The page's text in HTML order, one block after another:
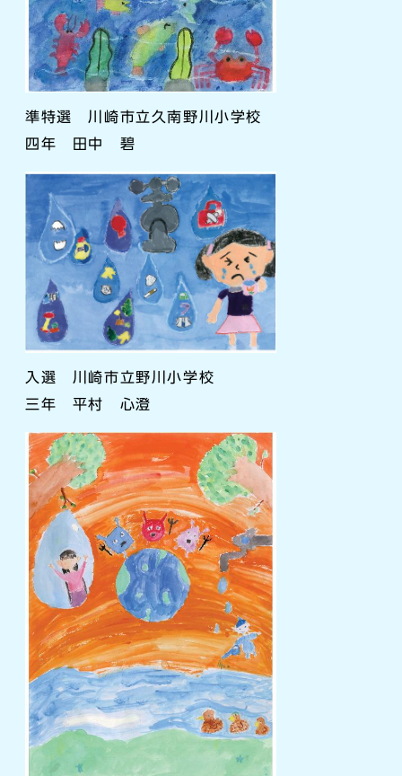
準特選 川崎市立久南野川小学校
四年 田中 碧
入選 川崎市立野川小学校
三年 平村 心澄